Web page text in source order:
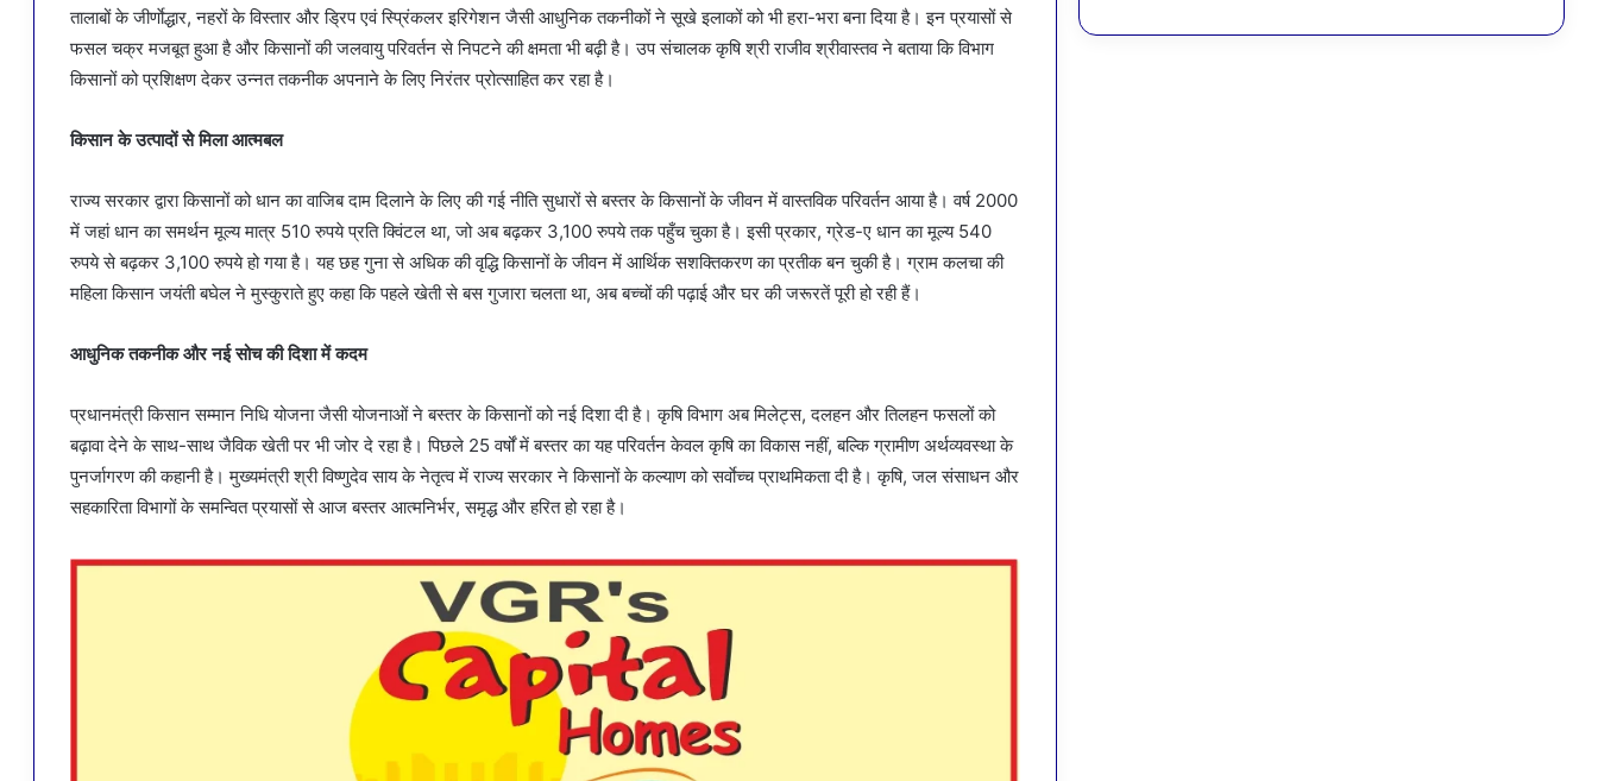
तालाबों के जीर्णाेद्धार, नहरों के विस्तार और ड्रिप एवं स्प्रिंकलर इरिगेशन जैसी आधुनिक तकनीकों ने सूखे इलाकों को भी हरा-भरा बना दिया है। इन प्रयासों से
फसल चक्र मजबूत हुआ है और किसानों की जलवायु परिवर्तन से निपटने की क्षमता भी बढ़ी है। उप संचालक कृषि श्री राजीव श्रीवास्तव ने बताया कि विभाग
किसानों को प्रशिक्षण देकर उन्नत तकनीक अपनाने के लिए निरंतर प्रोत्साहित कर रहा है।
किसान के उत्पादों सेे मिला आत्मबल
राज्य सरकार द्वारा किसानों को धान का वाजिब दाम दिलाने के लिए की गई नीति सुधारों से बस्तर के किसानों के जीवन में वास्तविक परिवर्तन आया है। वर्ष 2000
में जहां धान का समर्थन मूल्य मात्र 510 रुपये प्रति क्विंटल था, जो अब बढ़कर 3,100 रुपये तक पहुँच चुका है। इसी प्रकार, ग्रेड-ए धान का मूल्य 540
रुपये से बढ़कर 3,100 रुपये हो गया है। यह छह गुना से अधिक की वृद्धि किसानों के जीवन में आर्थिक सशक्तिकरण का प्रतीक बन चुकी है। ग्राम कलचा की
महिला किसान जयंती बघेल ने मुस्कुराते हुए कहा कि पहले खेती से बस गुजारा चलता था, अब बच्चों की पढ़ाई और घर की जरूरतें पूरी हो रही हैं।
आधुनिक तकनीक और नई सोच की दिशा में कदम
प्रधानमंत्री किसान सम्मान निधि योजना जैसी योजनाओं ने बस्तर के किसानों को नई दिशा दी है। कृषि विभाग अब मिलेट्स, दलहन और तिलहन फसलों को
बढ़ावा देने के साथ-साथ जैविक खेती पर भी जोर दे रहा है। पिछले 25 वर्षों में बस्तर का यह परिवर्तन केवल कृषि का विकास नहीं, बल्कि ग्रामीण अर्थव्यवस्था के
पुनर्जागरण की कहानी है। मुख्यमंत्री श्री विष्णुदेव साय के नेतृत्व में राज्य सरकार ने किसानों के कल्याण को सर्वाेच्च प्राथमिकता दी है। कृषि, जल संसाधन और
सहकारिता विभागों के समन्वित प्रयासों से आज बस्तर आत्मनिर्भर, समृद्ध और हरित हो रहा है।